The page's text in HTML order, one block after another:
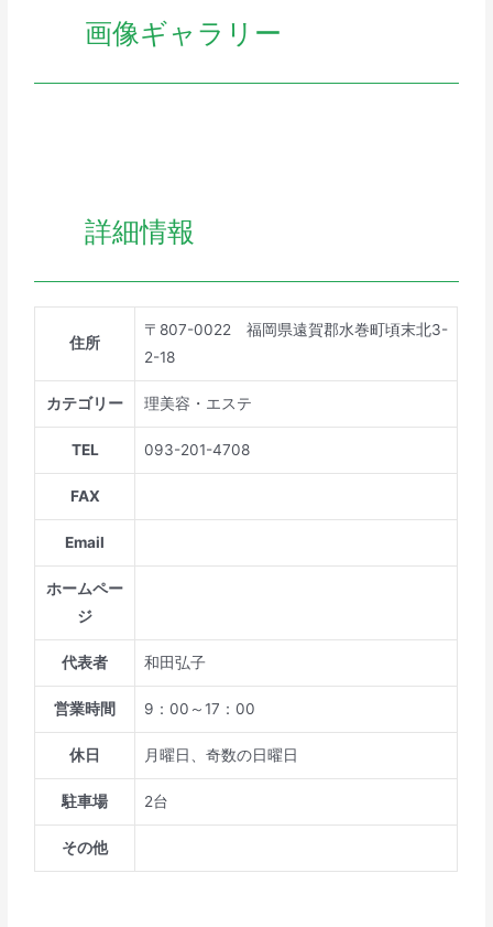
画像ギャラリー
詳細情報
住所
〒807-0022 福岡県遠賀郡水巻町頃末北3-
2-18
カテゴリー 理美容・エステ
TEL 093-201-4708
FAX
Email
ホームペー
ジ
代表者 和田弘子
営業時間 9：00～17：00
休日 月曜日、奇数の日曜日
駐車場 2台
その他